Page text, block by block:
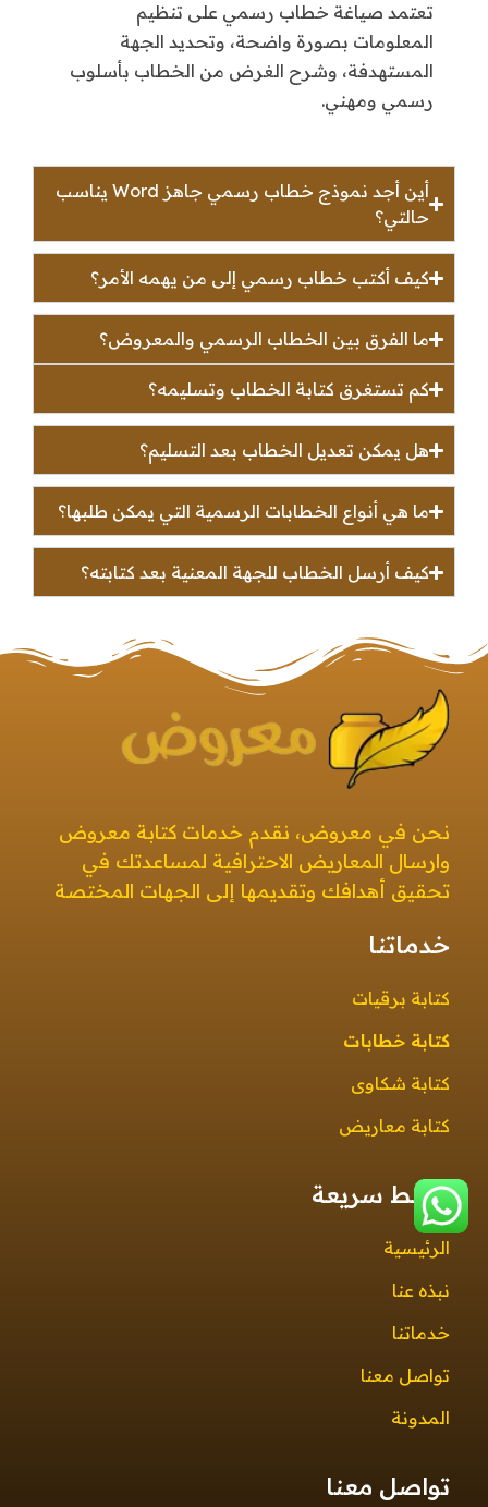
تعتمد صياغة خطاب رسمي على تنظيم
المعلومات بصورة واضحة، وتحديد الجهة
المستهدفة، وشرح الغرض من الخطاب بأسلوب
رسمي ومهني.
أين أجد نموذج خطاب رسمي جاهز Word يناسب
حالتي؟
كيف أكتب خطاب رسمي إلى من يهمه الأمر؟
ما الفرق بين الخطاب الرسمي والمعروض؟
كم تستغرق كتابة الخطاب وتسليمه؟
هل يمكن تعديل الخطاب بعد التسليم؟
ما هي أنواع الخطابات الرسمية التي يمكن طلبها؟
كيف أرسل الخطاب للجهة المعنية بعد كتابته؟
نحن في معروض، نقدم خدمات كتابة معروض
وارسال المعاريض الاحترافية لمساعدتك في
تحقيق أهدافك وتقديمها إلى الجهات المختصة
خدماتنا
كتابة برقيات
كتابة خطابات
كتابة شكاوى
كتابة معاريض
روابط سريعة
الرئيسية
نبذه عنا
خدماتنا
تواصل معنا
المدونة
تواصل معنا